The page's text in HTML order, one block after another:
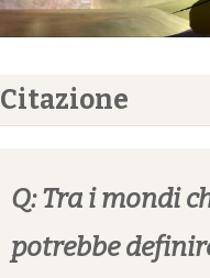
Citazione
Q: Tra i mondi
potrebbe